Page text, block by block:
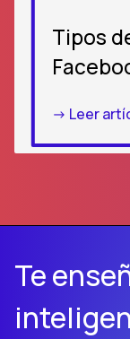
Tipos
-> Leer
Te